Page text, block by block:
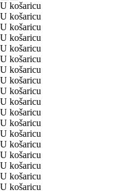
U košaricu
U košaricu
U košaricu
U košaricu
U košaricu
U košaricu
U košaricu
U košaricu
U košaricu
U košaricu
U košaricu
U košaricu
U košaricu
U košaricu
U košaricu
U košaricu
U košaricu
U košaricu